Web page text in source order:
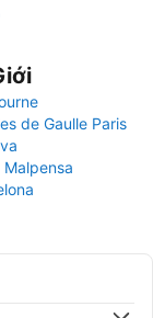
de Gaulle Paris